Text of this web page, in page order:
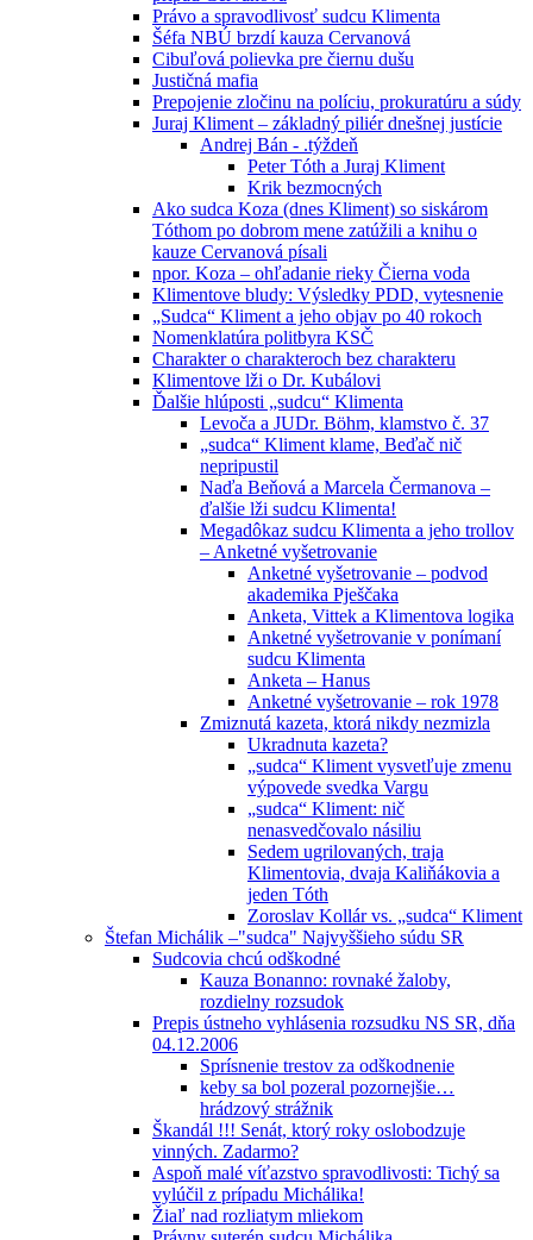
Právo a spravodlivosť sudcu Klimenta
Šéfa NBÚ brzdí kauza Cervanová
Cibuľová polievka pre čiernu dušu
Justičná mafia
Prepojenie zločinu na políciu, prokuratúru a súdy
Juraj Kliment – základný piliér dnešnej justície
Andrej Bán - .týždeň
Peter Tóth a Juraj Kliment
Krik bezmocných
Ako sudca Koza (dnes Kliment) so siskárom
Tóthom po dobrom mene zatúžili a knihu o
kauze Cervanová písali
npor. Koza – ohľadanie rieky Čierna voda
Klimentove bludy: Výsledky PDD, vytesnenie
„Sudca“ Kliment a jeho objav po 40 rokoch
Nomenklatúra politbyra KSČ
Charakter o charakteroch bez charakteru
Klimentove lži o Dr. Kubálovi
Ďalšie hlúposti „sudcu“ Klimenta
Levoča a JUDr. Böhm, klamstvo č. 37
„sudca“ Kliment klame, Beďač nič
nepripustil
Naďa Beňová a Marcela Čermanova –
ďalšie lži sudcu Klimenta!
Megadôkaz sudcu Klimenta a jeho trollov
– Anketné vyšetrovanie
Anketné vyšetrovanie – podvod
akademika Pješčaka
Anketa, Vittek a Klimentova logika
Anketné vyšetrovanie v ponímaní
sudcu Klimenta
Anketa – Hanus
Anketné vyšetrovanie – rok 1978
Zmiznutá kazeta, ktorá nikdy nezmizla
Ukradnuta kazeta?
„sudca“ Kliment vysvetľuje zmenu
výpovede svedka Vargu
„sudca“ Kliment: nič
nenasvedčovalo násiliu
Sedem ugrilovaných, traja
Klimentovia, dvaja Kaliňákovia a
jeden Tóth
Zoroslav Kollár vs. „sudca“ Kliment
Štefan Michálik –"sudca" Najvyššieho súdu SR
Sudcovia chcú odškodné
Kauza Bonanno: rovnaké žaloby,
rozdielny rozsudok
Prepis ústneho vyhlásenia rozsudku NS SR, dňa
04.12.2006
Sprísnenie trestov za odškodnenie
keby sa bol pozeral pozornejšie…
hrádzový strážnik
Škandál !!! Senát, ktorý roky oslobodzuje
vinných. Zadarmo?
Aspoň malé víťazstvo spravodlivosti: Tichý sa
vylúčil z prípadu Michálika!
Žiaľ nad rozliatym mliekom